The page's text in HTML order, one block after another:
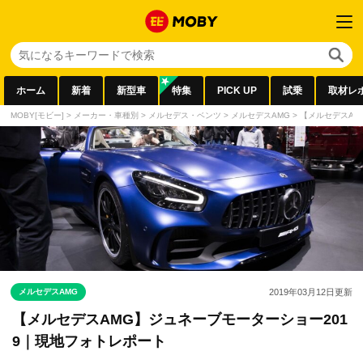
ホーム 新着 新型車 特集 PICK UP 試乗 取材レ
MOBY[モビー] > メーカー・車種別 > メルセデス・ベンツ > メルセデスAMG > 【メルセデス
メルセデスAMG 2019年03月12日更新
【メルセデスAMG】ジュネーブモーターショー201
9｜現地フォトレポート